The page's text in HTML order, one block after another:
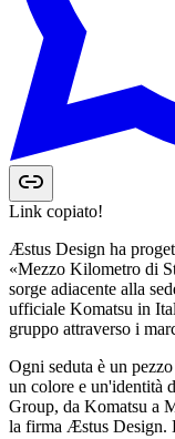
Link copiato!
Æstus Design ha
«Mezzo Kilometro di
sorge adiacente alla
ufficiale Komatsu in
gruppo attraverso i
Ogni seduta è un
un colore e un'identità
Group, da Komatsu a
la firma Æstus Design.